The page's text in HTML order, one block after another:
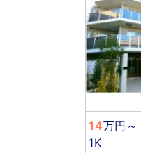
14万円 ～
1K